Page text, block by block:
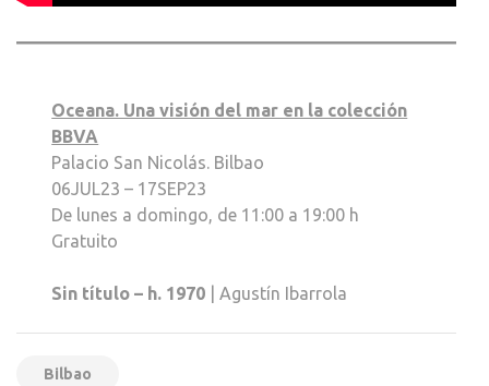
Oceana. Una visión del mar en la colección
BBVA
Palacio San Nicolás. Bilbao
06JUL23 – 17SEP23
De lunes a domingo, de 11:00 a 19:00 h
Gratuito
Sin título – h. 1970 | Agustín Ibarrola
Bilbao